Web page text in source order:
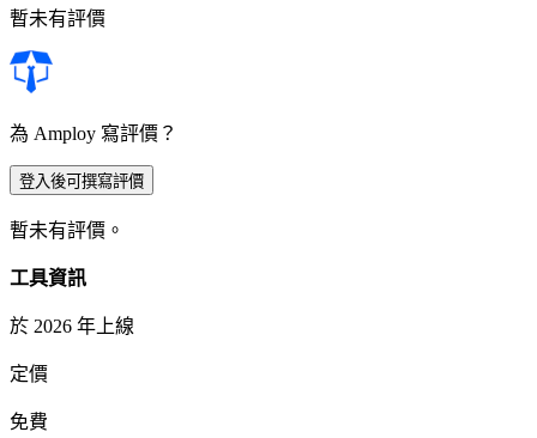
暫未有評價
為 Amploy 寫評價？
登入後可撰寫評價
暫未有評價。
工具資訊
於 2026 年上線
定價
免費